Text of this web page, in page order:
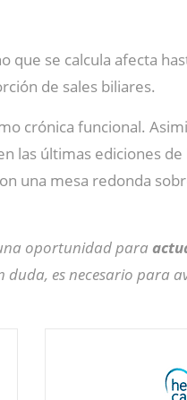
que se calcula afecta
de sales biliares.
crónica funcional.
las últimas ediciones
una mesa redonda
oportunidad para
es necesario para